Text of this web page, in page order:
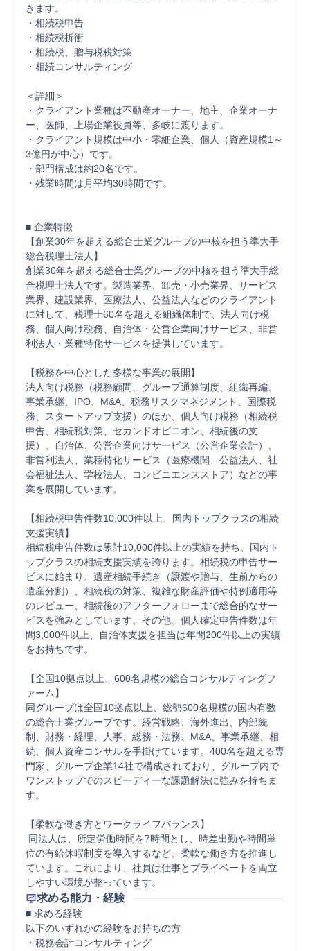
きます。
・相続税申告
・相続税折衝
・相続税、贈与税税対策
・相続コンサルティング
＜詳細＞
・クライアント業種は不動産オーナー、地主、企業オーナ
ー、医師、上場企業役員等、多岐に渡ります。
・クライアント規模は中小・零細企業、個人（資産規模1～
3億円が中心）です。
・部門構成は約20名です。
・残業時間は月平均30時間です。
■ 企業特徴
【創業30年を超える総合士業グループの中核を担う準大手
総合税理士法人】
創業30年を超える総合士業グループの中核を担う準大手総
合税理士法人です。製造業界、卸売・小売業界、サービス
業界、建設業界、医療法人、公益法人などのクライアント
に対して、税理士60名を超える組織体制で、法人向け税
務、個人向け税務、自治体・公営企業向けサービス、非営
利法人・業種特化サービスを提供しています。
【税務を中心とした多様な事業の展開】
法人向け税務（税務顧問、グループ通算制度、組織再編、
事業承継、IPO、M&A、税務リスクマネジメント、国際税
務、スタートアップ支援）のほか、個人向け税務（相続税
申告、相続税対策、セカンドオピニオン、相続後の支
援）、自治体、公営企業向けサービス（公営企業会計）、
非営利法人、業種特化サービス（医療機関、公益法人、社
会福祉法人、学校法人、コンビニエンスストア）などの事
業を展開しています。
【相続税申告件数10,000件以上、国内トップクラスの相続
支援実績】
相続税申告件数は累計10,000件以上の実績を持ち、国内ト
ップクラスの相続支援実績を誇ります。相続税の申告サー
ビスに始まり、遺産相続手続き（譲渡や贈与、生前からの
遺産分割）、相続税の対策、複雑な財産評価や特例適用等
のレビュー、相続後のアフターフォローまで総合的なサー
ビスを強みとしています。その他、個人確定申告件数は年
間3,000件以上、自治体支援を担当は年間200件以上の実績
をお持ちです。
【全国10拠点以上、600名規模の総合コンサルティングフ
ァーム】
同グループは全国10拠点以上、総勢600名規模の国内有数
の総合士業グループです。経営戦略、海外進出、内部統
制、財務・経理、人事、総務・法務、M&A、事業承継、相
続、個人資産コンサルを手掛けています。400名を超える専
門家、グループ企業14社で構成されており、グループ内で
ワンストップでのスピーディーな課題解決に強みを持ちま
す。
【柔軟な働き方とワークライフバランス】
位の有給休暇制度を導入するなど、柔軟な働き方を推進し
ています。これにより、社員は仕事とプライベートを両立
しやすい環境が整っています。
求める能力・経験
■ 求める経験
以下のいずれかの経験をお持ちの方
・税務会計コンサルティング